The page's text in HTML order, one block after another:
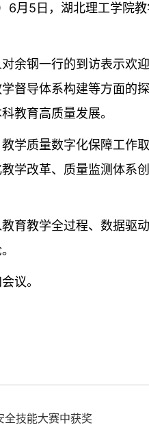
6月5日，湖北理工学院
余钢一行的到访表示欢
督导体系构建等方面的
教育高质量发展。
学质量数字化保障工作
学改革、质量监测体系
育教学全过程、数据驱
议。
全技能大赛中获奖